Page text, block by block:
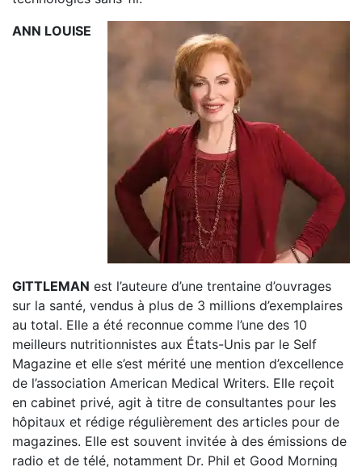
ANN LOUISE
GITTLEMAN est l’auteure d’une trentaine d’ouvrages
sur la santé, vendus à plus de 3 millions d’exemplaires
au total. Elle a été reconnue comme l’une des 10
meilleurs nutritionnistes aux États-Unis par le Self
Magazine et elle s’est mérité une mention d’excellence
de l’association American Medical Writers. Elle reçoit
en cabinet privé, agit à titre de consultantes pour les
hôpitaux et rédige régulièrement des articles pour de
magazines. Elle est souvent invitée à des émissions de
radio et de télé, notamment Dr. Phil et Good Morning